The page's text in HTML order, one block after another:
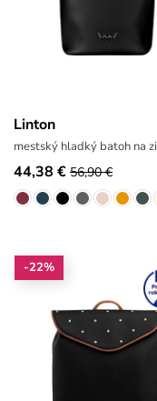
Linton
mestský hladký batoh na
44,38 € 56,90 €
-22%